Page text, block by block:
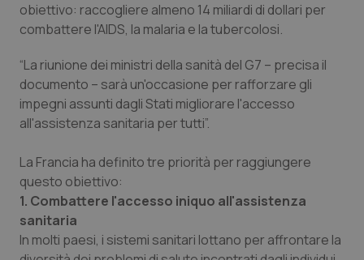
Tiroide
Tumore al seno
Tumore ovarico
Tumori del Polmone & Testa Collo
Tumori gastrointestinali
Ulcera & Reflusso
obiettivo: raccogliere almeno 14 miliardi di dollari per
combattere l'AIDS, la malaria e la tubercolosi.
“La riunione dei ministri della sanità del G7 – precisa il
documento – sarà un'occasione per rafforzare gli
impegni assunti dagli Stati migliorare l'accesso
all'assistenza sanitaria per tutti”.
La Francia ha definito tre priorità per raggiungere
questo obiettivo:
1. Combattere l'accesso iniquo all'assistenza
sanitaria
In molti paesi, i sistemi sanitari lottano per affrontare la